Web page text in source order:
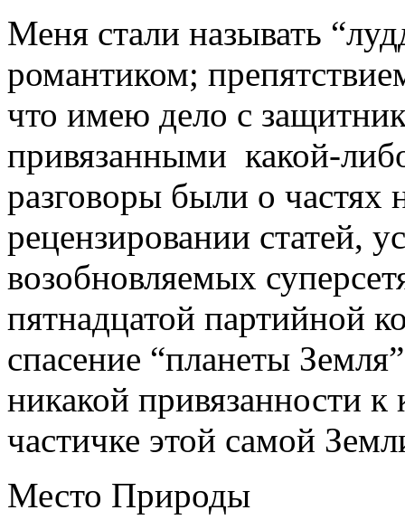
Меня стали называть
романтиком;
что имею дело с
привязанными какой-
разговоры были о частях
рецензировании статей,
возобновляемых
пятнадцатой партийной
спасение “планеты
никакой привязанности
частичке этой самой
Место Природы